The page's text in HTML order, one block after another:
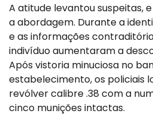
A atitude levantou suspeitas,
a abordagem. Durante a
e as informações
indivíduo aumentaram a
Após vistoria minuciosa no
estabelecimento, os policiais
revólver calibre .38 com a
cinco munições intactas.